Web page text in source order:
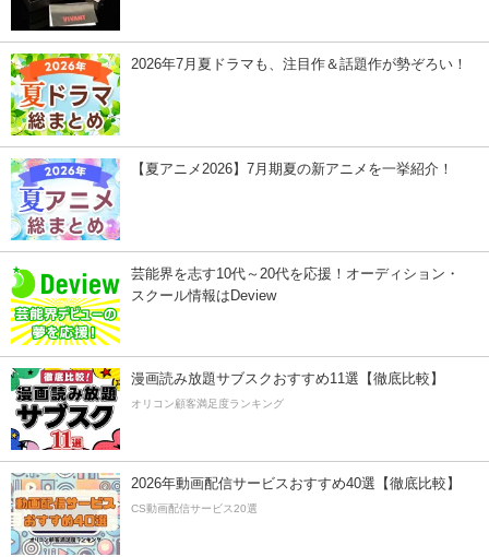
2026年7月夏ドラマも、注目作＆話題作が勢ぞろい！
【夏アニメ2026】7月期夏の新アニメを一挙紹介！
芸能界を志す10代～20代を応援！オーディション・
スクール情報はDeview
漫画読み放題サブスクおすすめ11選【徹底比較】
オリコン顧客満足度ランキング
2026年動画配信サービスおすすめ40選【徹底比較】
CS動画配信サービス20選